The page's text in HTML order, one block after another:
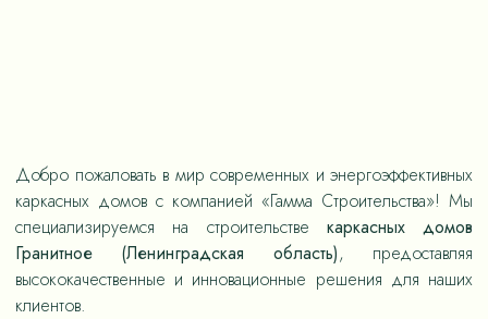
Добро пожаловать в мир современных и энергоэффективных
каркасных домов с компанией «Гамма Строительства»! Мы
специализируемся на строительстве каркасных домов
Гранитное (Ленинградская область), предоставляя
высококачественные и инновационные решения для наших
клиентов.